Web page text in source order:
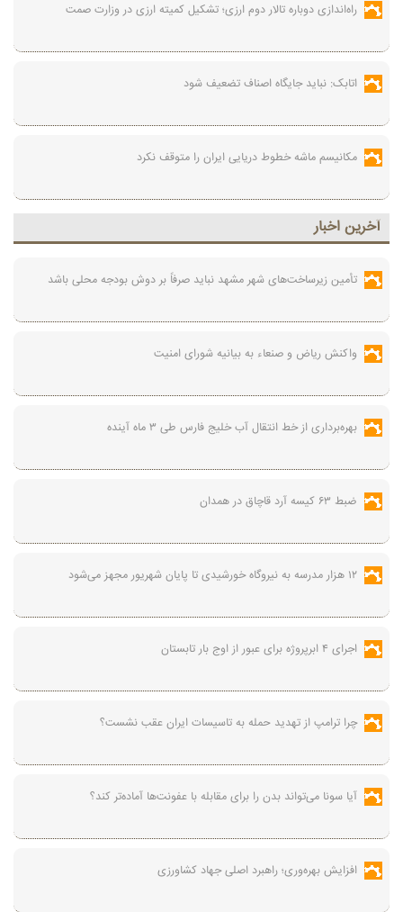
راه‌اندازی دوباره تالار دوم ارزی؛ تشکیل کمیته ارزی در وزارت صمت
اتابک: نباید جایگاه اصناف تضعیف شود
مکانیسم ماشه خطوط دریایی ایران را متوقف نکرد
آخرين اخبار
تأمین زیرساخت‌های شهر مشهد نباید صرفاً بر دوش بودجه محلی باشد
واکنش ریاض و صنعاء به بیانیه شورای امنیت
بهره‌برداری از خط انتقال آب خلیج فارس طی ۳ ماه آینده
ضبط ۶۳ کیسه آرد قاچاق در همدان
۱۲ هزار مدرسه به نیروگاه‌ خورشیدی تا پایان شهریور مجهز می‌شود
اجرای ۴ ابرپروژه برای عبور از اوج بار تابستان
چرا ترامپ از تهدید حمله به تاسیسات ایران عقب نشست؟
آیا سونا می‌تواند بدن را برای مقابله با عفونت‌ها آماده‌تر کند؟
افزایش بهره‌وری؛ راهبرد اصلی جهاد کشاورزی